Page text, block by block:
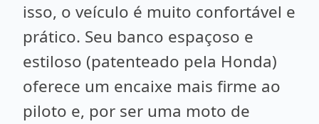
isso, o veículo é muito confortável e
prático. Seu banco espaçoso e
estiloso (patenteado pela Honda)
oferece um encaixe mais firme ao
piloto e, por ser uma moto de